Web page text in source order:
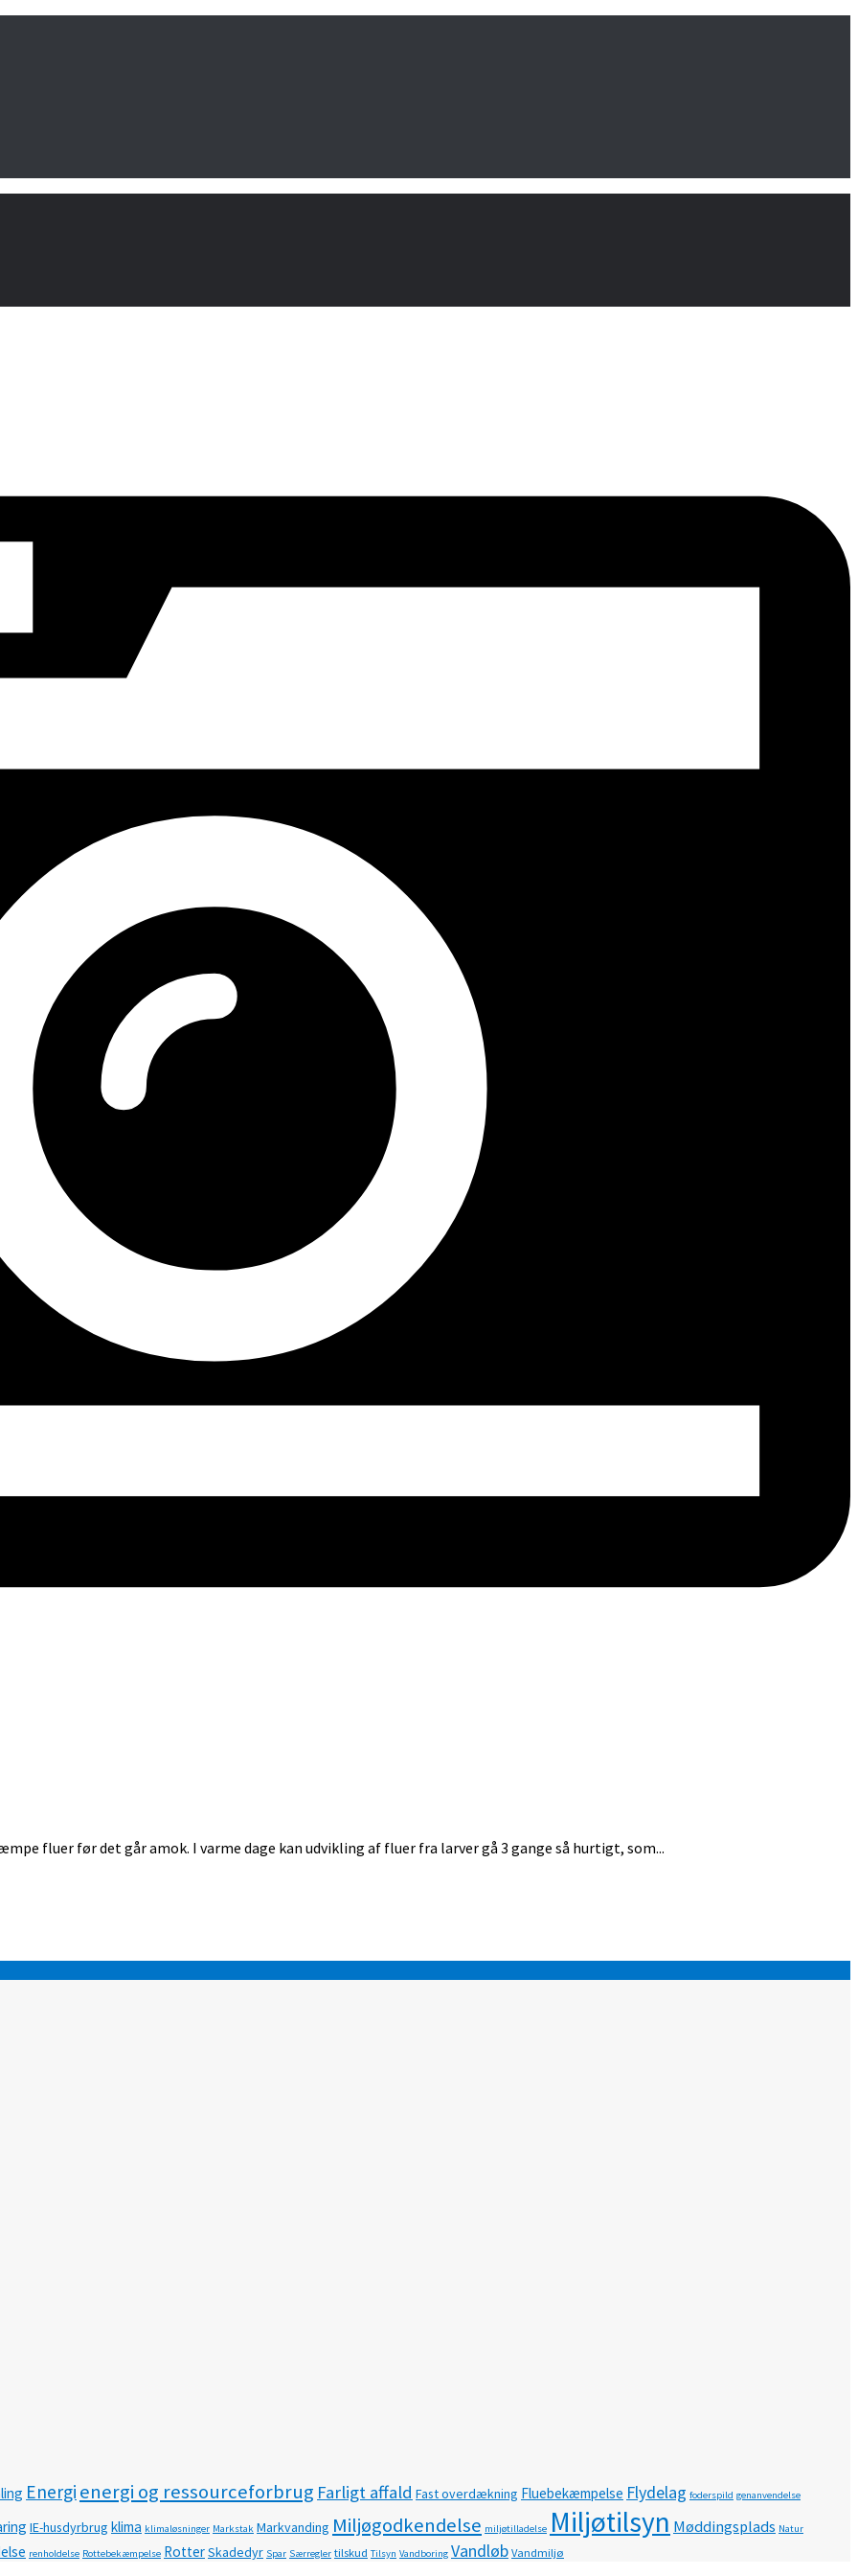
fluer før det går amok. I varme dage kan udvikling af fluer fra larver gå 3 gange så hurtigt, som...
Energi energi og ressourceforbrug Farligt affald Fast overdækning Fluebekæmpelse Flydelag foderspild genanvendelse
IE-husdyrbrug klima klimaløsninger Markstak Markvanding Miljøgodkendelse miljøtilladelse Miljøtilsyn Møddingsplads Natur
renholdelse Rottebekæmpelse RotterSkadedyr Spar Særregler tilskud Tilsyn Vandboring Vandløb Vandmiljø